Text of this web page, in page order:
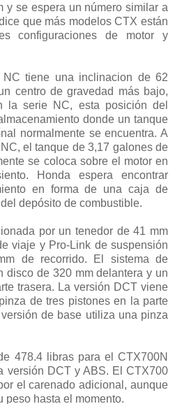
y se espera un número similar a
que más modelos CTX están
configuraciones de motor y
tiene una inclinacion de 62
centro de gravedad más bajo,
la serie NC, esta posición del
donde un tanque
normalmente se encuentra. A
el tanque de 3,17 galones de
se coloca sobre el motor en
Honda espera encontrar
en forma de una caja de
depósito de combustible.
por un tenedor de 41 mm
viaje y Pro-Link de suspensión
de recorrido. El sistema de
disco de 320 mm delantera y un
trasera. La versión DCT viene
de tres pistones en la parte
de base utiliza una pinza
478.4 libras para el CTX700N
versión DCT y ABS. El CTX700
el carenado adicional, aunque
peso hasta el momento.